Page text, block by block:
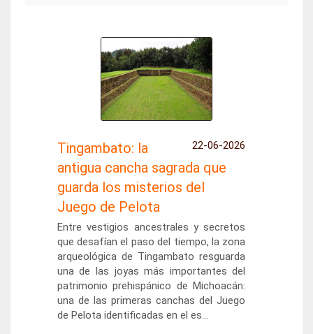
22-06-2026
Tingambato: la
antigua cancha sagrada que
guarda los misterios del
Juego de Pelota
Entre vestigios ancestrales y secretos
que desafían el paso del tiempo, la zona
arqueológica de Tingambato resguarda
una de las joyas más importantes del
patrimonio prehispánico de Michoacán:
una de las primeras canchas del Juego
de Pelota identificadas en el es...